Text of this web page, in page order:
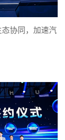
协同，加速汽